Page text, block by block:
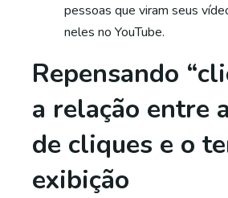
pessoas que viram seus
neles no YouTube.
Repensando
a relação entre
de cliques e o
exibição